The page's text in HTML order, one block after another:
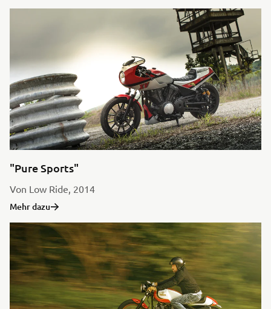
"Pure Sports"
Von Low Ride, 2014
Mehr dazu